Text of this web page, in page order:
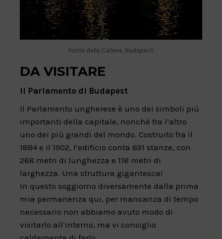
Ponte delle Catene, Budapest.
DA VISITARE
Il Parlamento di Budapest
Il Parlamento ungherese è uno dei simboli più
importanti della capitale, nonché fra l’altro
uno dei più grandi del mondo. Costruito fra il
1884 e il 1902, l’edificio conta 691 stanze, con
268 metri di lunghezza e 118 metri di
larghezza. Una struttura gigantesca!
In questo soggiorno diversamente dalla prima
mia permanenza qui, per mancanza di tempo
necessario non abbiamo avuto modo di
visitarlo all’interno, ma vi consiglio